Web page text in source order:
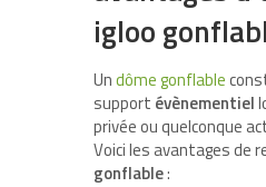
igloo
Undôme gonflable
support évènementiel
privée ou quelconque
Voici les avantages de
gonflable: